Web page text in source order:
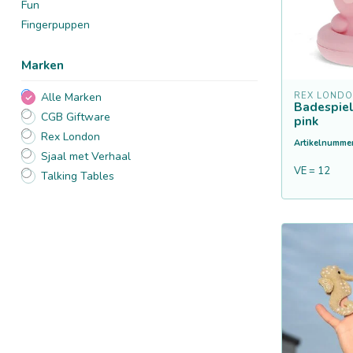
Fun
Fingerpuppen
Marken
Alle Marken
CGB Giftware
Rex London
Sjaal met Verhaal
Talking Tables
REX
pink
VE = 12